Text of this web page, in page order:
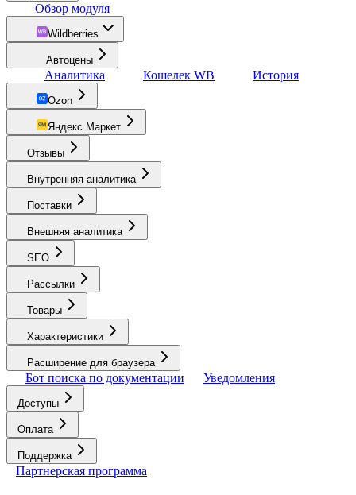
Обзор модуля
Wildberries
Автоцены
Аналитика Кошелек WB История
Ozon
Яндекс Маркет
Отзывы
Внутренняя аналитика
Поставки
Внешняя аналитика
SEO
Рассылки
Товары
Характеристики
Расширение для браузера
Бот поиска по документации Уведомления
Доступы
Оплата
Поддержка
Партнерская программа